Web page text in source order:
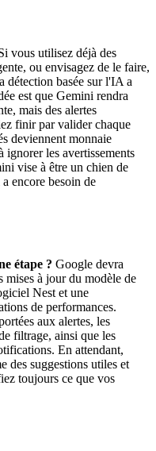
vous utilisez déjà des
ou envisagez de le faire,
détection basée sur l'IA a
est que Gemini rendra
mais des alertes
finir par valider chaque
deviennent monnaie
ignorer les avertissements
vise à être un chien de
encore besoin de
étape ? Google devra
à jour du modèle de
Nest et une
de performances.
aux alertes, les
filtrage, ainsi que les
En attendant,
des suggestions utiles et
toujours ce que vos